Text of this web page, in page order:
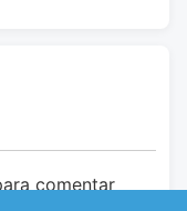
comentar